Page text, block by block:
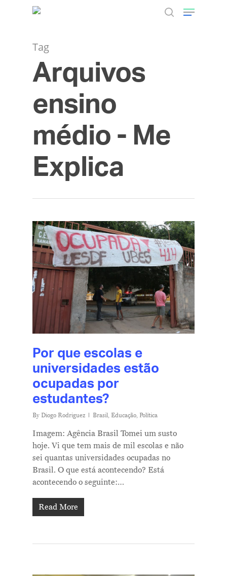
Hit enter to search or ESC to close
Tag
Arquivos
ensino
médio - Me
Explica
Por que escolas e
universidades estão
ocupadas por
estudantes?
By Diogo Rodriguez Brasil, Educação, Política
Imagem: Agência Brasil Tomei um susto
hoje. Vi que tem mais de mil escolas e não
sei quantas universidades ocupadas no
Brasil. O que está acontecendo? Está
acontecendo o seguinte:…
Read More